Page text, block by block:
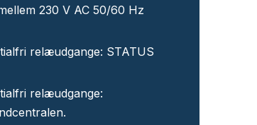
230 V AC 50/60 Hz
relæudgange: STATUS
relæudgange: